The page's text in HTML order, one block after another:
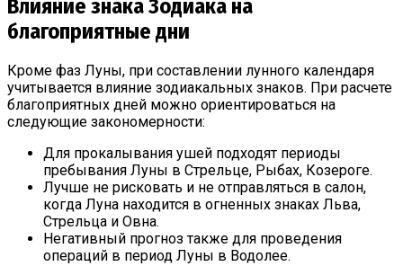
Влияние знака Зодиака на
благоприятные дни
Кроме фаз Луны, при составлении лунного календаря
учитывается влияние зодиакальных знаков. При расчете
благоприятных дней можно ориентироваться на
следующие закономерности:
Для прокалывания ушей подходят периоды
пребывания Луны в Стрельце, Рыбах, Козероге.
Лучше не рисковать и не отправляться в салон,
когда Луна находится в огненных знаках Льва,
Стрельца и Овна.
Негативный прогноз также для проведения
операций в период Луны в Водолее.